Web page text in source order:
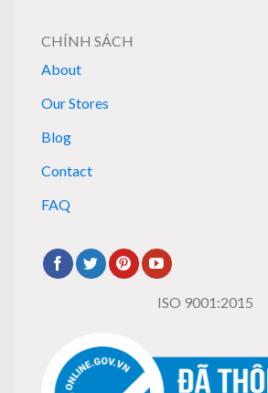
CHÍNH SÁCH
About
Our Stores
Blog
Contact
FAQ
ISO 9001:2015